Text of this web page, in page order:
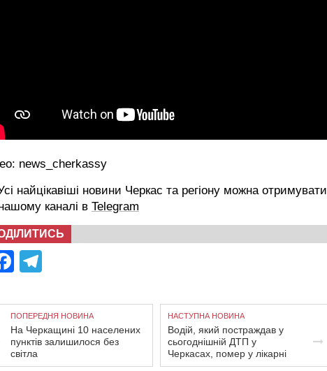
news_cherkassy
найцікавіші новини Черкас та регіону можна отримувати
каналі в Telegram
Facebook
ПОПЕРЕДНЯ НОВИНА
На Черкащині 10 населених
пунктів залишилося без
світла
НАСТУПНА НОВИНА
Водій, який постраждав у
сьогоднішній ДТП у
Черкасах, помер у лікарні